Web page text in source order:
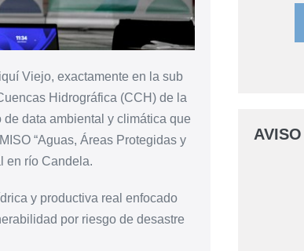
Viejo, exactamente en la sub
Hidrográfica (CCH) de la
data ambiental y climática que
“Aguas, Áreas Protegidas y
en río Candela.
y productiva real enfocado
por riesgo de desastre
AVISO